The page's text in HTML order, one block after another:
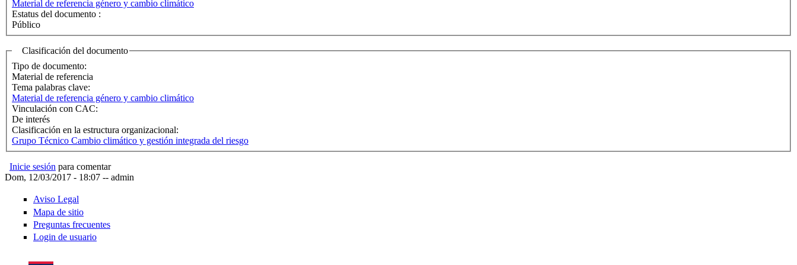
Material de referencia género y cambio climático
Estatus del documento :
Público
Clasificación del documento
Tipo de documento:
Material de referencia
Tema palabras clave:
Material de referencia género y cambio climático
Vinculación con CAC:
De interés
Clasificación en la estructura organizacional:
Grupo Técnico Cambio climático y gestión integrada del riesgo
Inicie sesión para comentar
Dom, 12/03/2017 - 18:07 -- admin
Aviso Legal
Mapa de sitio
Preguntas frecuentes
Login de usuario